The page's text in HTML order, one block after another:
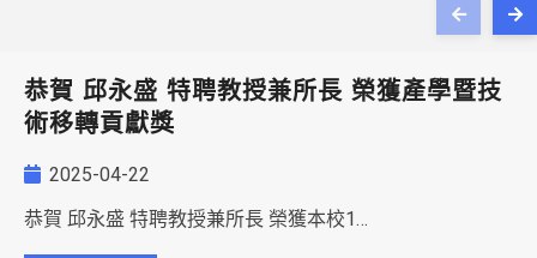
恭賀 邱永盛 特聘教授兼所長 榮獲產學暨技
術移轉貢獻獎
2025-04-22
恭賀 邱永盛 特聘教授兼所長 榮獲本校1…